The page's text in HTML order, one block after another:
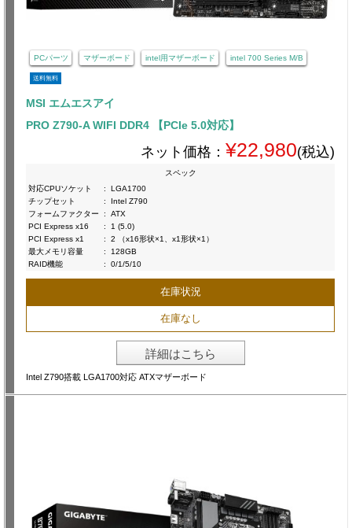
PCパーツ マザーボード intel用マザーボード intel 700 Series M/B
送料無料
MSI エムエスアイ
PRO Z790-A WIFI DDR4 【PCIe 5.0対応】
ネット価格： ¥22,980(税込)
スペック
対応CPUソケット
:
LGA1700
チップセット
:
Intel Z790
フォームファクター
:
ATX
PCI Express x16
:
1 (5.0)
PCI Express x1
:
2 （x16形状×1、x1形状×1）
最大メモリ容量
:
128GB
RAID機能
: 0/1/5/10
在庫状況
在庫なし
詳細はこちら
Intel Z790搭載 LGA1700対応 ATXマザーボード